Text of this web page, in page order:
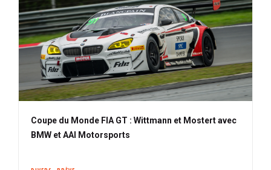
Coupe du Monde FIA GT : Wittmann et Mostert avec
BMW et AAI Motorsports